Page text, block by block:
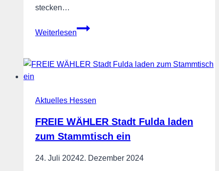
stecken…
Weiterlesen
FREIE
Fulda
Stammtisch
Aktuelles Hessen
FREIE WÄHLER Stadt Fulda laden
zum Stammtisch ein
24. Juli 20242. Dezember 2024